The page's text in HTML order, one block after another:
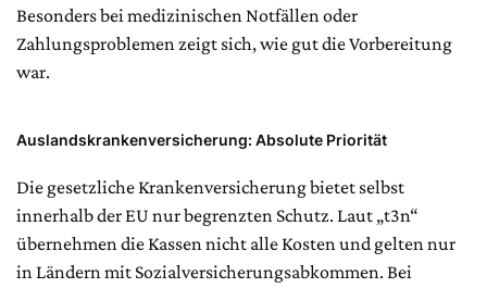
Besonders bei medizinischen Notfällen oder
Zahlungsproblemen zeigt sich, wie gut die Vorbereitung
war.
Auslandskrankenversicherung: Absolute Priorität
Die gesetzliche Krankenversicherung bietet selbst
innerhalb der EU nur begrenzten Schutz. Laut „t3n“
übernehmen die Kassen nicht alle Kosten und gelten nur
in Ländern mit Sozialversicherungsabkommen. Bei